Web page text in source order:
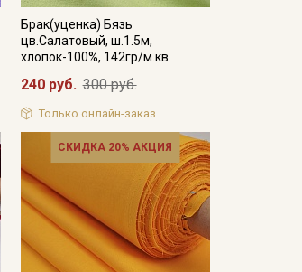
Брак(уценка) Бязь
цв.Салатовый, ш.1.5м,
хлопок-100%, 142гр/м.кв
240 руб. 300 руб.
Только онлайн-заказ
СКИДКА 20% АКЦИЯ